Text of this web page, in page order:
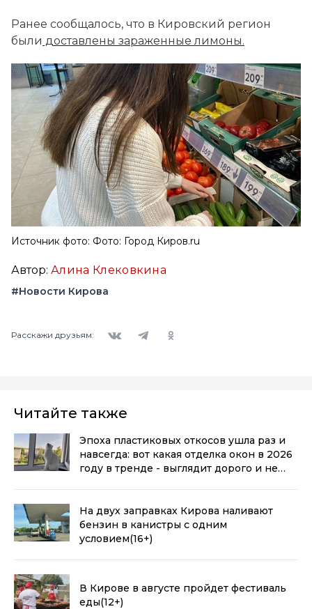
Ранее сообщалось, что в Кировский регион
были доставлены зараженные лимоны.
Источник фото: Фото: Город Киров.ru
Автор: Алина Клековкина
#Новости Кирова
Расскажи друзьям:
Читайте также
Эпоха пластиковых откосов ушла раз и
навсегда: вот какая отделка окон в 2026
году в тренде - выглядит дорого и не
На двух заправках Кирова наливают
бензин в канистры с одним
условием(16+)
В Кирове в августе пройдет фестиваль
еды(12+)